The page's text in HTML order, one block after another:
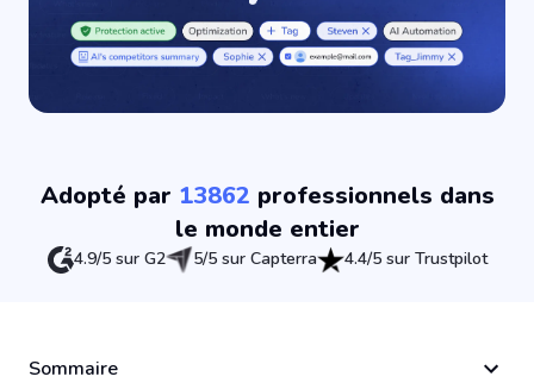
Adopté par 13862 professionnels dans
le monde entier
4.9/5 sur G2 5/5 sur Capterra 4.4/5 sur Trustpilot
Sommaire